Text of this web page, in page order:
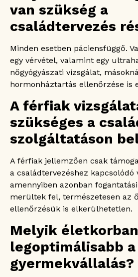
van szükség a
családtervezés
Minden esetben páciensfüggő.
egy vérvétel, valamint egy
nőgyógyászati vizsgálat,
hormonháztartás ellenőrzése is
A férfiak
szükséges a
szolgáltatáson
A férfiak jellemzően csak
a családtervezéshez kapcsolódó
amennyiben azonban
merültek fel, természetesen az
ellenőrzésük is elkerülhetetlen.
Melyik
legoptimálisabb a
gyermekvállalás?